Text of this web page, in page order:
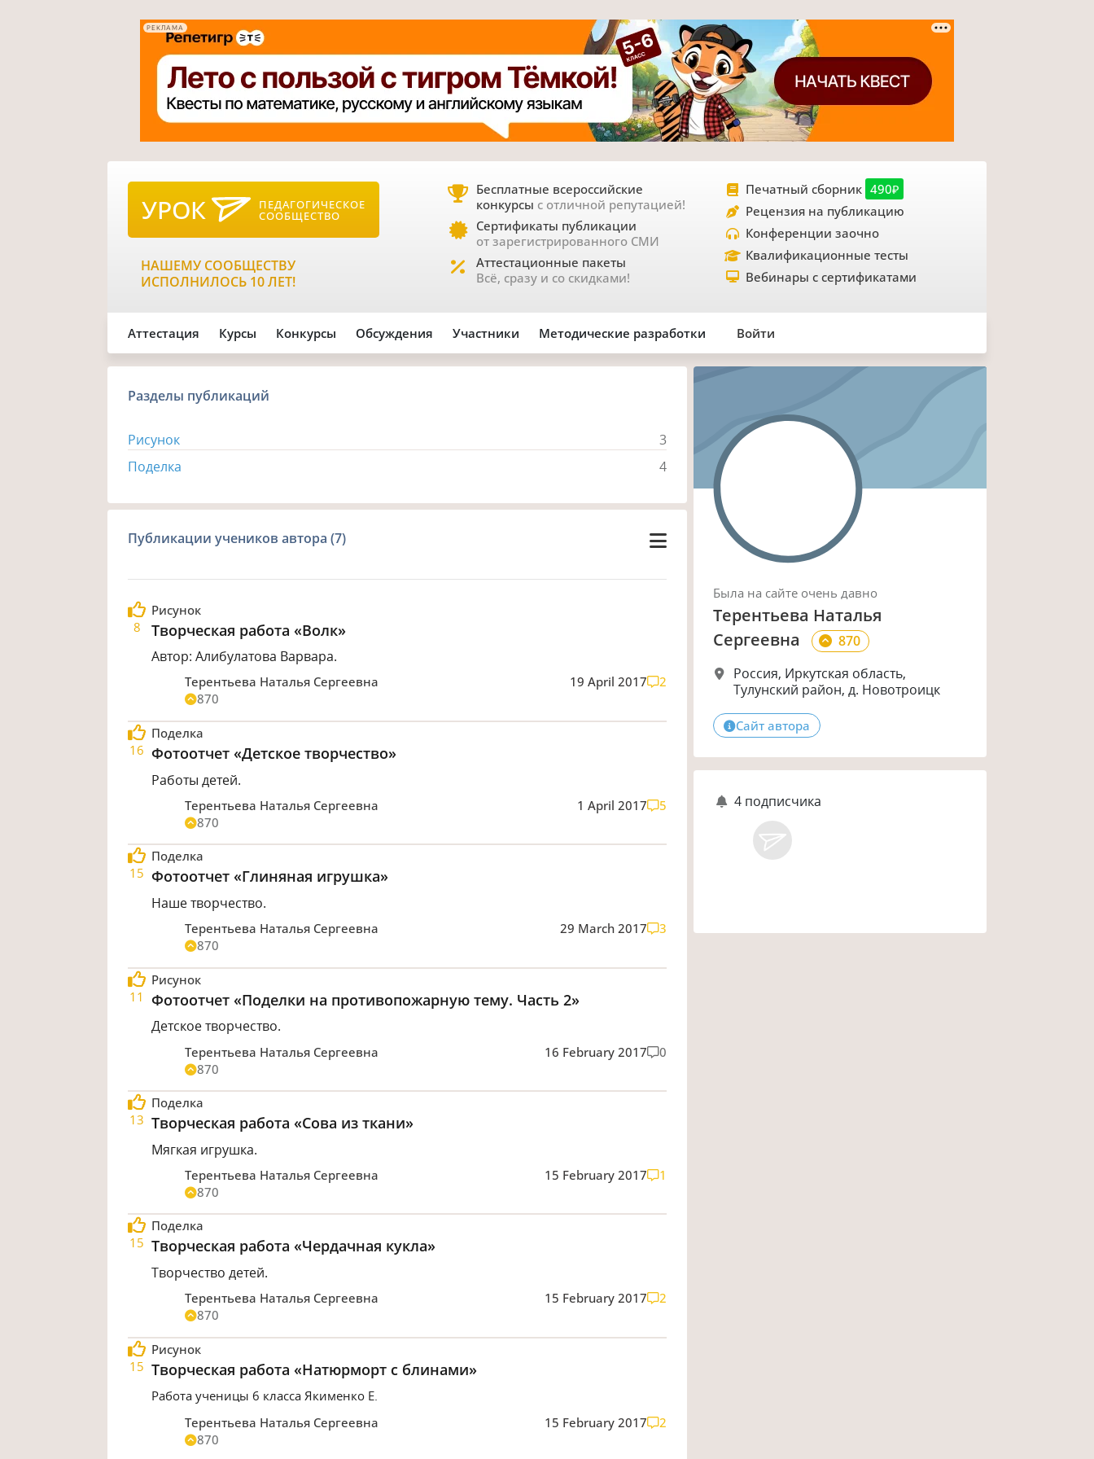
РЕКЛАМА
УРОК ПЕДАГОГИЧЕСКОЕ
СООБЩЕСТВО
НАШЕМУ СООБЩЕСТВУ
ИСПОЛНИЛОСЬ 10 ЛЕТ!
Бесплатные всероссийские
конкурсы с отличной репутацией!
Сертификаты публикации
от зарегистрированного СМИ
Аттестационные пакеты
Всё, сразу и со скидками!
Печатный сборник 490₽
Рецензия на публикацию
Конференции заочно
Квалификационные тесты
Вебинары с сертификатами
Аттестация Курсы Конкурсы Обсуждения Участники Методические разработки Войти
Разделы публикаций
Рисунок
3
Поделка
4
Публикации учеников автора (7)
8
Рисунок
Творческая работа «Волк»
Автор: Алибулатова Варвара.
Терентьева Наталья Сергеевна
870
19 April 2017 2
16
Поделка
Фотоотчет «Детское творчество»
Работы детей.
Терентьева Наталья Сергеевна
870
1 April 2017 5
15
Поделка
Фотоотчет «Глиняная игрушка»
Наше творчество.
Терентьева Наталья Сергеевна
870
29 March 2017 3
11
Рисунок
Фотоотчет «Поделки на противопожарную тему. Часть 2»
Детское творчество.
Терентьева Наталья Сергеевна
870
16 February 2017 0
13
Поделка
Творческая работа «Сова из ткани»
Мягкая игрушка.
Терентьева Наталья Сергеевна
870
15 February 2017 1
15
Поделка
Творческая работа «Чердачная кукла»
Творчество детей.
Терентьева Наталья Сергеевна
870
15 February 2017 2
15
Рисунок
Творческая работа «Натюрморт с блинами»
Работа ученицы 6 класса Якименко Е.
Терентьева Наталья Сергеевна
870
15 February 2017 2
Была на сайте очень давно
Терентьева Наталья
Сергеевна
870
Россия, Иркутская область,
Тулунский район, д. Новотроицк
Сайт автора
4 подписчика